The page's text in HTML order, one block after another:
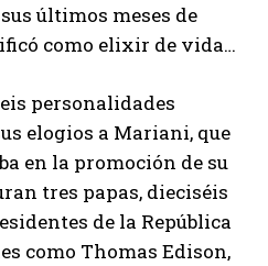
últimos meses de
como elixir de vida…
personalidades
elogios a Mariani, que
en la promoción de su
tres papas, dieciséis
de la República
como Thomas Edison,